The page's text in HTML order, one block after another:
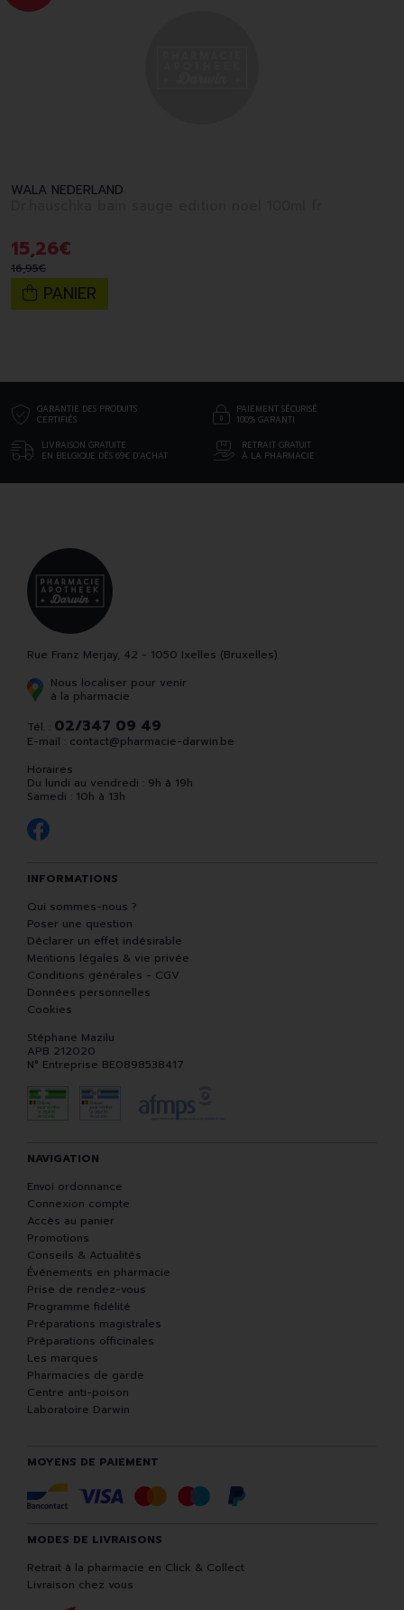
WALA NEDERLAND
15,26€
16,95€
PANIER
GARANTIE DES PRODUITS
CERTIFIÉS
PAIEMENT SÉCURISÉ
100% GARANTI
LIVRAISON GRATUITE
EN BELGIQUE DÈS 69€ D’ACHAT
RETRAIT GRATUIT
À LA PHARMACIE
Rue Franz Merjay, 42 - 1050 Ixelles (Bruxelles)
Nous localiser pour venir
à la pharmacie
Tél. : 02/347 09 49
E-mail : contact@pharmacie-darwin.be
Horaires
Du lundi au vendredi : 9h à 19h
Samedi : 10h à 13h
INFORMATIONS
Qui sommes-nous ?
Poser une question
Déclarer un effet indésirable
Mentions légales & vie privée
Conditions générales - CGV
Données personnelles
Cookies
Stéphane Mazilu
APB 212020
N° Entreprise BE0898538417
NAVIGATION
Envoi ordonnance
Connexion compte
Accès au panier
Promotions
Conseils & Actualités
Événements en pharmacie
Prise de rendez-vous
Programme fidélité
Préparations magistrales
Préparations officinales
Les marques
Pharmacies de garde
Centre anti-poison
Laboratoire Darwin
MOYENS DE PAIEMENT
MODES DE LIVRAISONS
Retrait à la pharmacie en Click & Collect
Livraison chez vous